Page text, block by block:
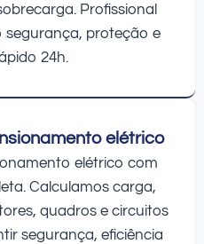
Profissional
proteção e
24h.
elétrico
elétrico com
Calculamos carga,
quadros e circuitos
segurança, eficiência